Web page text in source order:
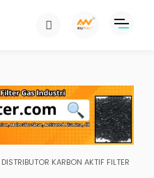
KARBON AKTIF FILTER